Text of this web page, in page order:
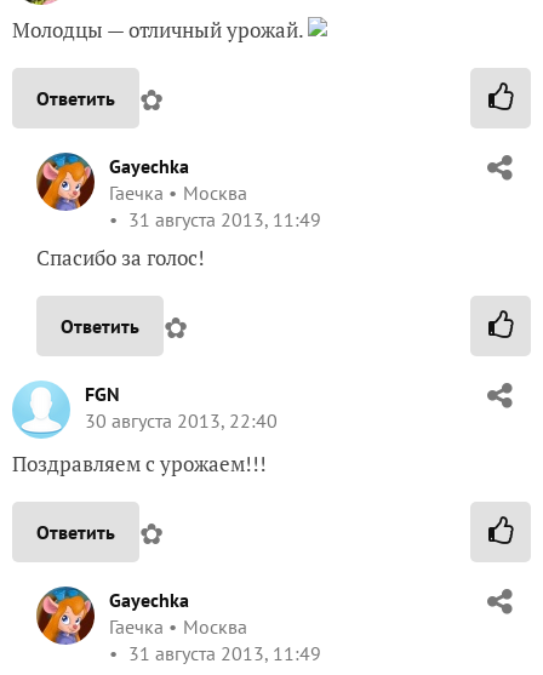
Молодцы — отличный урожай.
Ответить ✿
Gayechka
Гаечка
Москва
31 августа 2013, 11:49
Спасибо за голос!
Ответить ✿
FGN
30 августа 2013, 22:40
Поздравляем с урожаем!!!
Ответить ✿
Gayechka
Гаечка
Москва
31 августа 2013, 11:49